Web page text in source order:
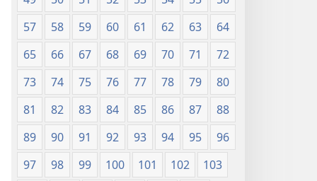
57
58 59 60 61 62 63
64
65
66 67 68 69 70 71
72
73
74 75 76 77 78 79
80
81
82 83 84 85 86 87
88
89
90 91 92 93 94 95
96
97
98 99 100 101 102 103